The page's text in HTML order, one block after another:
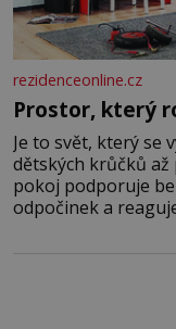
rezidenceonline.cz
Prostor, který
Je to svět, který se
dětských krůčků až
pokoj podporuje
odpočinek a